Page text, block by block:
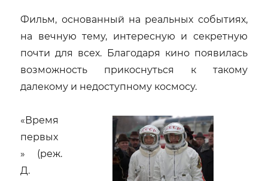
Фильм, основанный на реальных событиях,
на вечную тему, интересную и секретную
почти для всех. Благодаря кино появилась
возможность прикоснуться к такому
далекому и недоступному космосу.
«Время
первых
» (реж.
Д.